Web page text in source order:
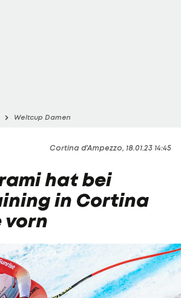
Weltcup Damen
Cortina d'Ampezzo, 18.01.23 14:45
hat bei
in Cortina
vorn